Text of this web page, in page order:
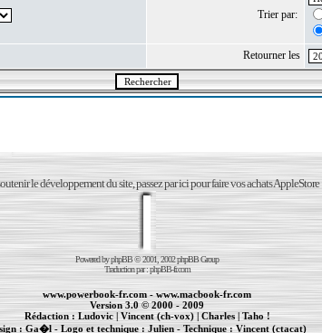
Trier par:
Retourner les
le développement du site, passez par ici pour faire vos achats AppleStore
Powered byphpBB© 2001, 2002 phpBB Group
Traduction par :phpBB-fr.com
www.powerbook-fr.com-www.macbook-fr.com
Version 3.0 © 2000 - 2009
Rédaction :Ludovic| Vincent (ch-vox)|Charles| Taho !
: Ga�l - Logo et technique : Julien - Technique :Vincent (ctacat)